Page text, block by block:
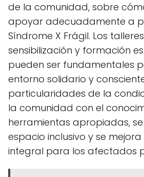
de la comunidad, sobre
apoyar adecuadamente a
Síndrome X Frágil. Los
sensibilización y formación
pueden ser fundamentales
entorno solidario y
particularidades de la
la comunidad con el
herramientas apropiadas,
espacio inclusivo y se
integral para los afectados